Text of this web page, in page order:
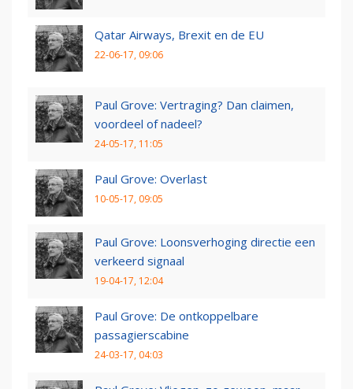
Qatar Airways, Brexit en de EU
22-06-17, 09:06
Paul Grove: Vertraging? Dan claimen,
voordeel of nadeel?
24-05-17, 11:05
Paul Grove: Overlast
10-05-17, 09:05
Paul Grove: Loonsverhoging directie een
verkeerd signaal
19-04-17, 12:04
Paul Grove: De ontkoppelbare
passagierscabine
24-03-17, 04:03